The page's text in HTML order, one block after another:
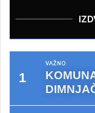
VAŽNO